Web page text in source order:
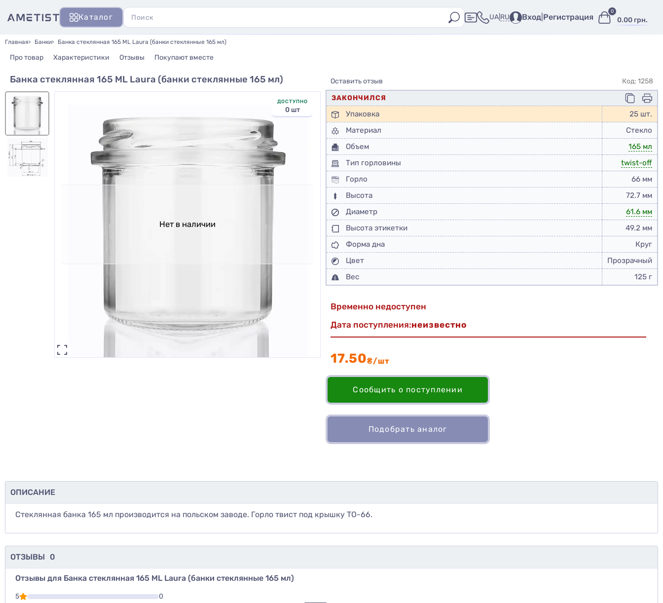
Каталог UA RU Вход Регистрация 0.00 грн.
0
Главная Банки Банка стеклянная 165 ML Laura (банки стеклянные 165 мл)
Про товар Характеристики Отзывы Покупают вместе
Банка стеклянная 165 ML Laura (банки стеклянные 165 мл)
ДОСТУПНО
0 шт
Нет в наличии
Временно недоступен
Дата поступления:неизвестно
17.50₴/шт
Сообщить о поступлении
Подобрать аналог
Оставить отзыв
Код: 1258
ЗАКОНЧИЛСЯ
Упаковка
25 шт.
Материал
Стекло
Объем
165 мл
Тип горловины
twist-off
Горло
66 мм
Высота
72.7 мм
Диаметр
61.6 мм
Высота этикетки
49.2 мм
Форма дна
Круг
Цвет
Прозрачный
Вес
125 г
ОПИСАНИЕ
Стеклянная банка 165 мл производится на польском заводе. Горло твист под крышку ТО-66.
ОТЗЫВЫ 0
Отзывы для Банка стеклянная 165 ML Laura (банки стеклянные 165 мл)
5
0